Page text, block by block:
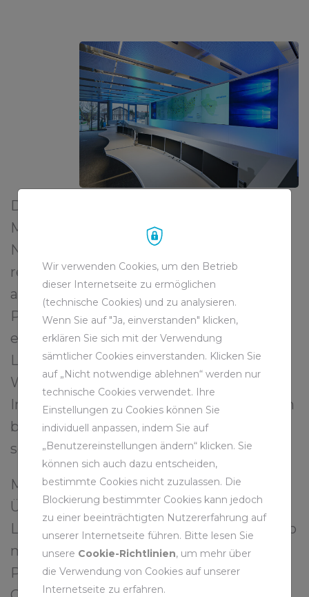
Der Einsatz der Tauchpumpen bietet die
Möglichkeit, jederzeit flexibel auf das
Niveau des Grubenwasserstandes zu
reagieren. Das System ist redundant
ausgelegt. Das bedeutet: Sollte eine
Pumpe ausfallen, springt automatisch
eine Reservepumpe ein und stellt so die
Leistungsfähigkeit des
Wasserhaltungsstandorts sicher.
Instandhaltung und Reparaturen erfolgen
bei den Tauchmotorkreiselpumpen
schnell über Tage.
Maximale Sicherheit durch totalen
Überblick bietet die neue zentrale
Leitwarte am Standort Pluto in Herne, wo
modernste Visualisierungstechnik auf
Probleme mit den Pumpen oder dem
Wir verwenden Cookies, um den Betrieb
dieser Internetseite zu ermöglichen
(technische Cookies) und zu analysieren.
Wenn Sie auf "Ja, einverstanden" klicken,
erklären Sie sich mit der Verwendung
sämtlicher Cookies einverstanden. Klicken Sie
auf „Nicht notwendige ablehnen“ werden nur
technische Cookies verwendet. Ihre
Einstellungen zu Cookies können Sie
individuell anpassen, indem Sie auf
„Benutzereinstellungen ändern“ klicken. Sie
können sich auch dazu entscheiden,
bestimmte Cookies nicht zuzulassen. Die
Blockierung bestimmter Cookies kann jedoch
zu einer beeinträchtigten Nutzererfahrung auf
unserer Internetseite führen. Bitte lesen Sie
unsere Cookie-Richtlinien, um mehr über
die Verwendung von Cookies auf unserer
Internetseite zu erfahren.